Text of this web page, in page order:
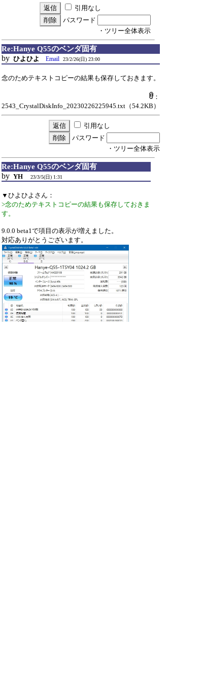
引用なし
パスワード
・ツリー全体表示
Re:Hanye Q55のベンダ固有
by ひよひよ Email 23/2/26(日) 23:00
念のためテキストコピーの結果も保存しておきます。
：
2543_CrystalDiskInfo_20230226225945.txt （54.2KB）
引用なし
パスワード
・ツリー全体表示
Re:Hanye Q55のベンダ固有
by YH 23/3/5(日) 1:31
▼ひよひよさん：
>念のためテキストコピーの結果も保存しておきま
す。
9.0.0 beta1で項目の表示が増えました。
対応ありがとうございます。